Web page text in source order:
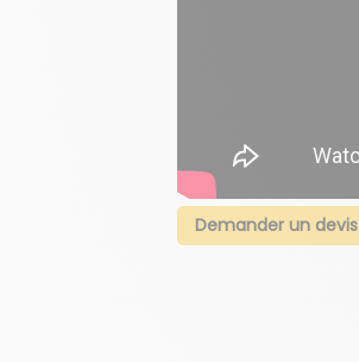
Demander un devis